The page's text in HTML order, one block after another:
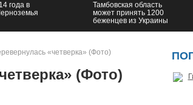
года в
Тамбовская область
может принять 1200
беженцев из Украины
«четверка» (Фото)
(Фото)